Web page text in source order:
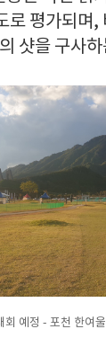
로 평가되며,
샷을 구사
회 예정 - 포천 한여